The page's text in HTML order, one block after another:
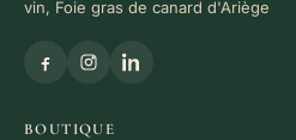
vin, Foie gras de canard d'Ariège
BOUTIQUE